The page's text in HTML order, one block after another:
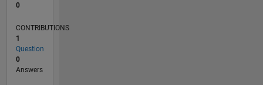
0
CONTRIBUTIONS
1
Question
0
Answers